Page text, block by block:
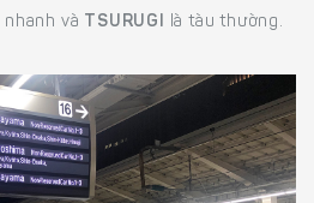
nhanh và TSURUGI là tàu thường.